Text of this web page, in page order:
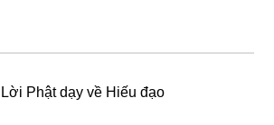
Lời Phật dạy về Hiếu đạo